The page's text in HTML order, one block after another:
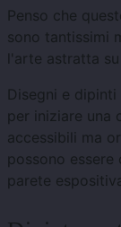
Penso che
sono tantissimi
l'arte astratta
Disegni e
per iniziare una
accessibili ma
possono
parete